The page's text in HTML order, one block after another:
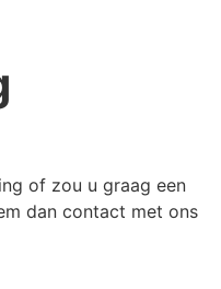
of zou u graag een
dan contact met ons